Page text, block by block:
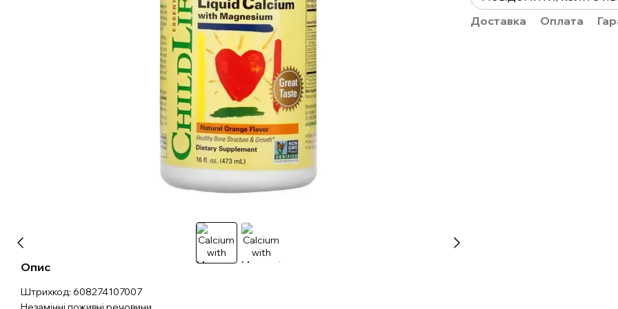
Опис
Штрихкод: 608274107007
Доставка Оплата